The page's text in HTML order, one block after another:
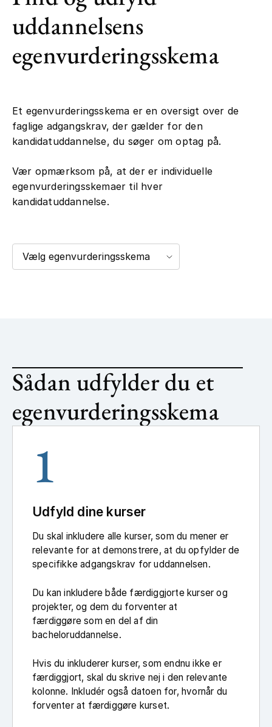
uddannelsens
egenvurderingsskema
Et egenvurderingsskema er en oversigt over de
faglige adgangskrav, der gælder for den
kandidatuddannelse, du søger om optag på.
Vær opmærksom på, at der er individuelle
egenvurderingsskemaer til hver
kandidatuddannelse.
Vælg egenvurderingsskema
Sådan udfylder du et
egenvurderingsskema
1
Udfyld dine kurser
Du skal inkludere alle kurser, som du mener er
relevante for at demonstrere, at du opfylder de
specifikke adgangskrav for uddannelsen.
Du kan inkludere både færdiggjorte kurser og
projekter, og dem du forventer at
færdiggøre som en del af din
bacheloruddannelse.
Hvis du inkluderer kurser, som endnu ikke er
færdiggjort, skal du skrive nej i den relevante
kolonne. Inkludér også datoen for, hvornår du
forventer at færdiggøre kurset.